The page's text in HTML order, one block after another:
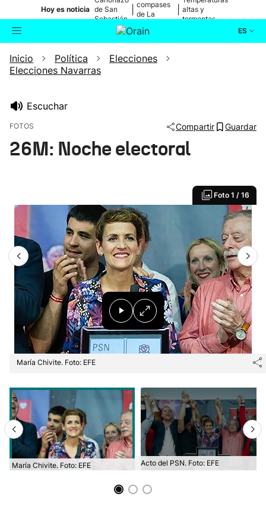
Hoy es noticia de San
Sebastián
compases
de La
altas y
tormentas
ES
Buscador Actualidad
Ikusmiran
Inicio Política
Elecciones
Elecciones Navarras
Escuchar
FOTOS Compartir Guardar
26M: Noche electoral
Foto 1 / 16
María Chivite. Foto: EFE
María Chivite. Foto: EFE Acto del PSN. Foto: EFE